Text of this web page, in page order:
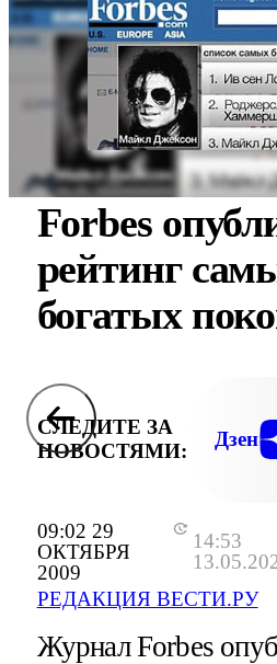
09:02 29
ОКТЯБРЯ
2009
14:53
РЕДАКЦИЯ ВЕСТИ.РУ
Forbes
рейтинг
богатых
СЛЕДИТЕ ЗА
НОВОСТЯМИ:
Дзен
Журнал Forbes